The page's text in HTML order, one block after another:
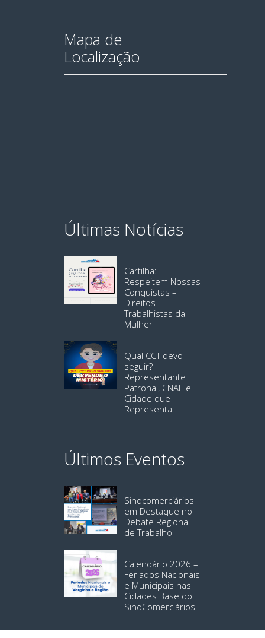
Mapa de
Localização
Últimas Notícias
Cartilha:
Respeitem Nossas
Conquistas –
Direitos
Trabalhistas da
Mulher
Qual CCT devo
seguir?
Representante
Patronal, CNAE e
Cidade que
Representa
Últimos Eventos
Sindcomerciários
em Destaque no
Debate Regional
de Trabalho
Calendário 2026 –
Feriados Nacionais
e Municipais nas
Cidades Base do
SindComerciários